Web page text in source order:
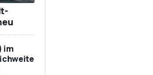
im